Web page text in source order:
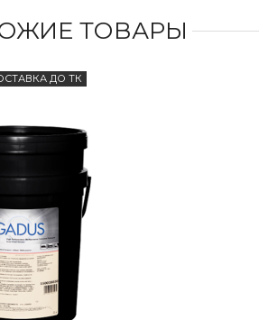
ТОВАРЫ
ДО ТК